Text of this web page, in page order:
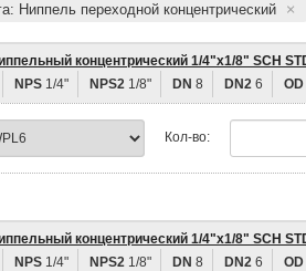
Ниппель переходной концентрический
концентрический 1/4"х1/8" SCH
NPS 1/4" NPS2 1/8" DN 8 DN2 6 OD
Кол-во:
концентрический 1/4"х1/8" SCH
NPS 1/4" NPS2 1/8" DN 8 DN2 6 OD